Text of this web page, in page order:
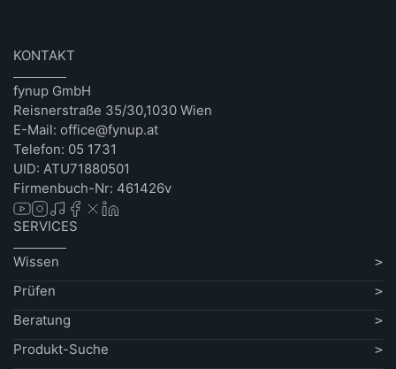
KONTAKT
fynup GmbH
Reisnerstraße 35/30,1030 Wien
E-Mail: office@fynup.at
Telefon: 05 1731
UID: ATU71880501
Firmenbuch-Nr: 461426v
SERVICES
Wissen
Prüfen
Beratung
Produkt-Suche